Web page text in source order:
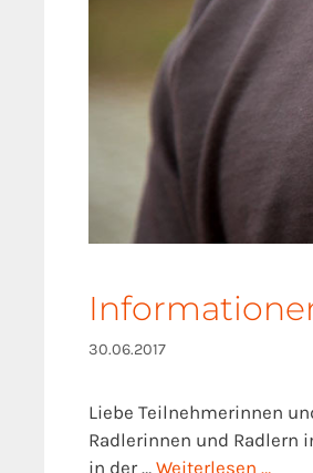
30.06.2017
Liebe Teilnehmerinnen
Radlerinnen und Radlern
in der … Weiterlesen …